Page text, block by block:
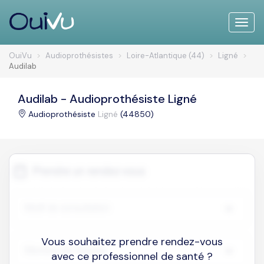
Toggle
OuiVu Audioprothésistes Loire-Atlantique (44)
Ligné
Audilab
Audilab - Audioprothésiste Ligné
Audioprothésiste Ligné (44850)
Vous souhaitez prendre rendez-vous
avec ce professionnel de santé ?